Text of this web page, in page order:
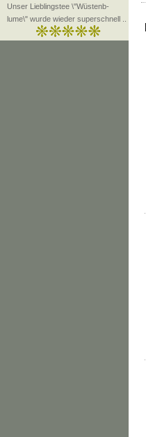
Unser Lieblingstee \"Wüstenb-
lume\" wurde wieder superschnell ..